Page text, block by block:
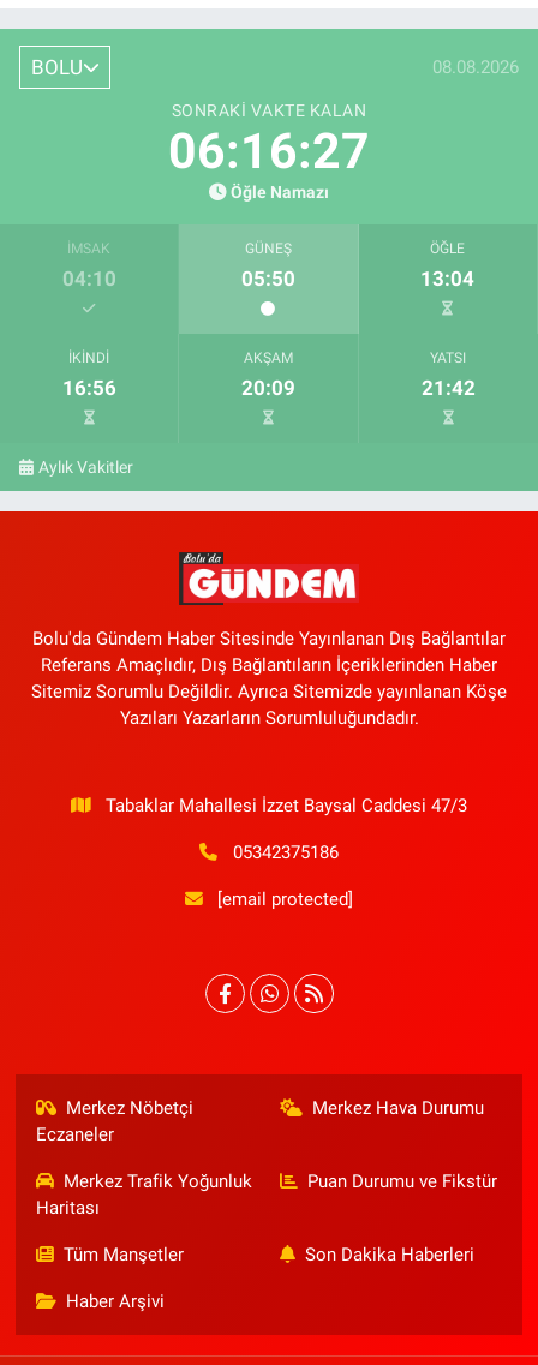
BOLU 08.08.2026
SONRAKI VAKTE KALAN
06:16:26
Öğle Namazı
İMSAK
04:10
GÜNEŞ
05:50
ÖĞLE
13:04
İKINDI
16:56
AKŞAM
20:09
YATSI
21:42
Aylık Vakitler
Bolu'da Gündem Haber Sitesinde Yayınlanan Dış Bağlantılar
Referans Amaçlıdır, Dış Bağlantıların İçeriklerinden Haber
Sitemiz Sorumlu Değildir. Ayrıca Sitemizde yayınlanan Köşe
Yazıları Yazarların Sorumluluğundadır.
Tabaklar Mahallesi İzzet Baysal Caddesi 47/3
05342375186
[email protected]
Merkez Nöbetçi
Eczaneler
Merkez Hava Durumu
Merkez Trafik Yoğunluk
Haritası
Puan Durumu ve Fikstür
Tüm Manşetler Son Dakika Haberleri
Haber Arşivi